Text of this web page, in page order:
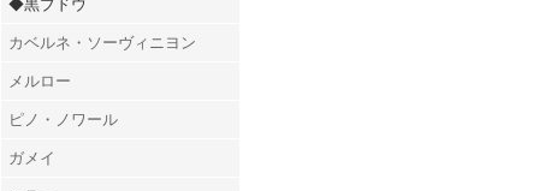
◆黒ブドウ
カベルネ・ソーヴィニヨン
メルロー
ピノ・ノワール
ガメイ